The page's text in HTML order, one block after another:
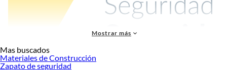
Mostrar más
Mas buscados
Materiales de Construcción
Zapato de seguridad